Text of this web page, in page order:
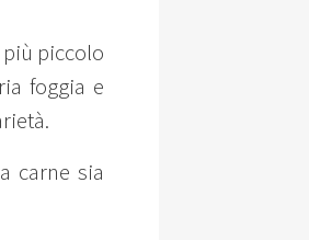
piccolo
foggia e
carne sia